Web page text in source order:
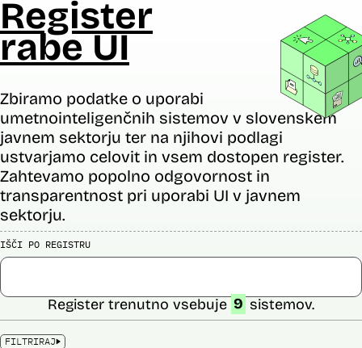
Register
rabe UI
Zbiramo podatke o uporabi
umetnointeligenčnih sistemov v slovenskem
javnem sektorju ter na njihovi podlagi
ustvarjamo celovit in vsem dostopen register.
Zahtevamo popolno odgovornost in
transparentnost pri uporabi UI v javnem
sektorju.
IŠČI PO REGISTRU
FILTRIRAJ
Register trenutno vsebuje 9 sistemov.